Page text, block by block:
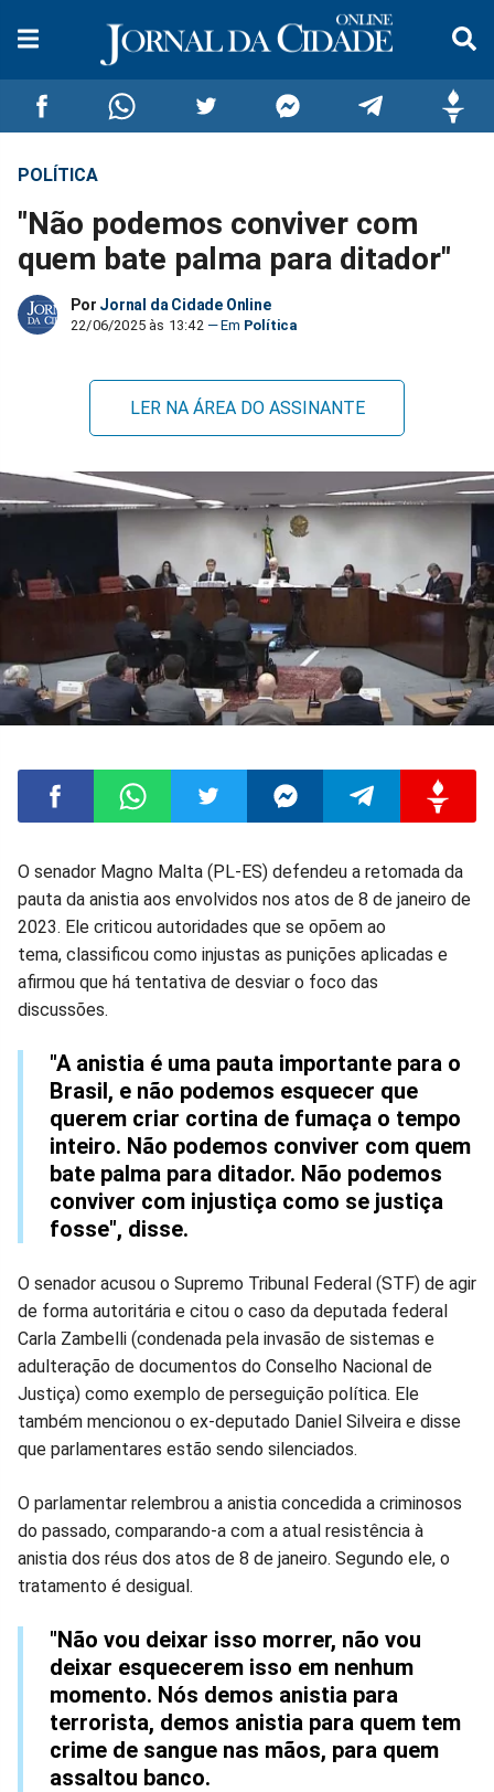
Compartilhar
no
Facebook
Compartilhar
no
Whatsapp
no
Twitter
no
Messenger
no
no
POLÍTICA
"Não podemos conviver com
quem bate palma para ditador"
Por Jornal da Cidade Online
22/06/2025 às 13:42 Política
LER NA ÁREA DO ASSINANTE
Compartilhar
no
Facebook
Compartilhar
no
Whatsapp
Compartilhar
no
Twitter
Compartilhar
no
Messenger
Compartilhar
no
Telegram
O senador Magno Malta (PL-ES) defendeu a retomada da
pauta da anistia aos envolvidos nos atos de 8 de janeiro de
2023. Ele criticou autoridades que se opõem ao
tema, classificou como injustas as punições aplicadas e
afirmou que há tentativa de desviar o foco das
discussões.
"A anistia é uma pauta importante para o
Brasil, e não podemos esquecer que
querem criar cortina de fumaça o tempo
inteiro. Não podemos conviver com quem
bate palma para ditador. Não podemos
conviver com injustiça como se justiça
fosse", disse.
O senador acusou o Supremo Tribunal Federal (STF) de agir
de forma autoritária e citou o caso da deputada federal
Carla Zambelli (condenada pela invasão de sistemas e
adulteração de documentos do Conselho Nacional de
Justiça) como exemplo de perseguição política. Ele
também mencionou o ex-deputado Daniel Silveira e disse
que parlamentares estão sendo silenciados.
O parlamentar relembrou a anistia concedida a criminosos
do passado, comparando-a com a atual resistência à
anistia dos réus dos atos de 8 de janeiro. Segundo ele, o
tratamento é desigual.
"Não vou deixar isso morrer, não vou
deixar esquecerem isso em nenhum
momento. Nós demos anistia para
terrorista, demos anistia para quem tem
crime de sangue nas mãos, para quem
assaltou banco.